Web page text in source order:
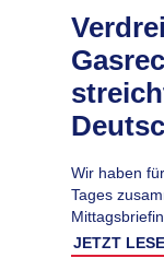
Wir haben
Tages
JETZT